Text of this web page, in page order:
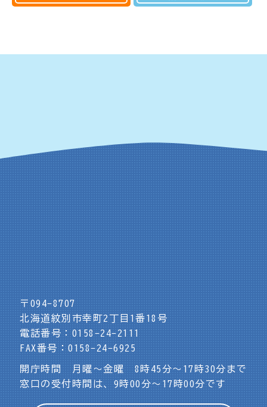
〒094-8707
北海道紋別市幸町2丁目1番18号
電話番号：0158-24-2111
FAX番号：0158-24-6925
開庁時間 月曜～金曜 8時45分～17時30分まで
窓口の受付時間は、9時00分～17時00分です